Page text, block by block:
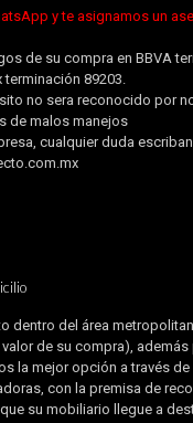
y te asignamos un
de su compra en BBVA
terminación 89203.
no sera reconocido por
de malos manejos
cualquier duda
dentro del área
de su compra), además
la mejor opción a través
con la premisa de
su mobiliario llegue a